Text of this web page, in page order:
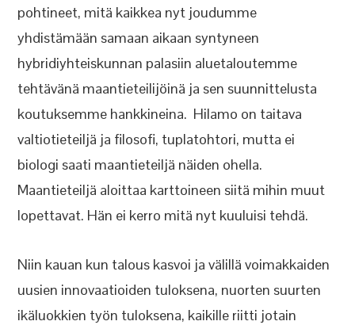
pohtineet, mitä kaikkea nyt joudumme
yhdistämään samaan aikaan syntyneen
hybridiyhteiskunnan palasiin aluetaloutemme
tehtävänä maantieteilijöinä ja sen suunnittelusta
koutuksemme hankkineina. Hilamo on taitava
valtiotieteiljä ja filosofi, tuplatohtori, mutta ei
biologi saati maantieteiljä näiden ohella.
Maantieteiljä aloittaa karttoineen siitä mihin muut
lopettavat. Hän ei kerro mitä nyt kuuluisi tehdä.
Niin kauan kun talous kasvoi ja välillä voimakkaiden
uusien innovaatioiden tuloksena, nuorten suurten
ikäluokkien työn tuloksena, kaikille riitti jotain